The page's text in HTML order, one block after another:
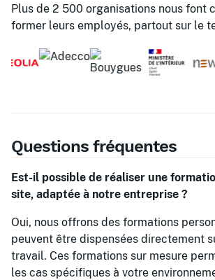
Plus de 2 500 organisations nous font
former leurs employés, partout sur le
Questions fréquentes
Est-il possible de réaliser une
site, adaptée à notre entreprise ?
Oui, nous offrons des formations
peuvent être dispensées directement
travail. Ces formations sur mesure
les cas spécifiques à votre